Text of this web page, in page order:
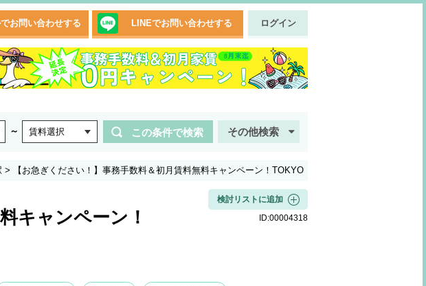
お問い合わせする LINEでお問い合わせする ログイン
～ 賃料選択 この条件で検索 その他検索
>
【お急ぎください！】事務手数料＆初月賃料無料キャンペーン！TOKYO
キャンペーン！
検討リストに追加
ID:00004318